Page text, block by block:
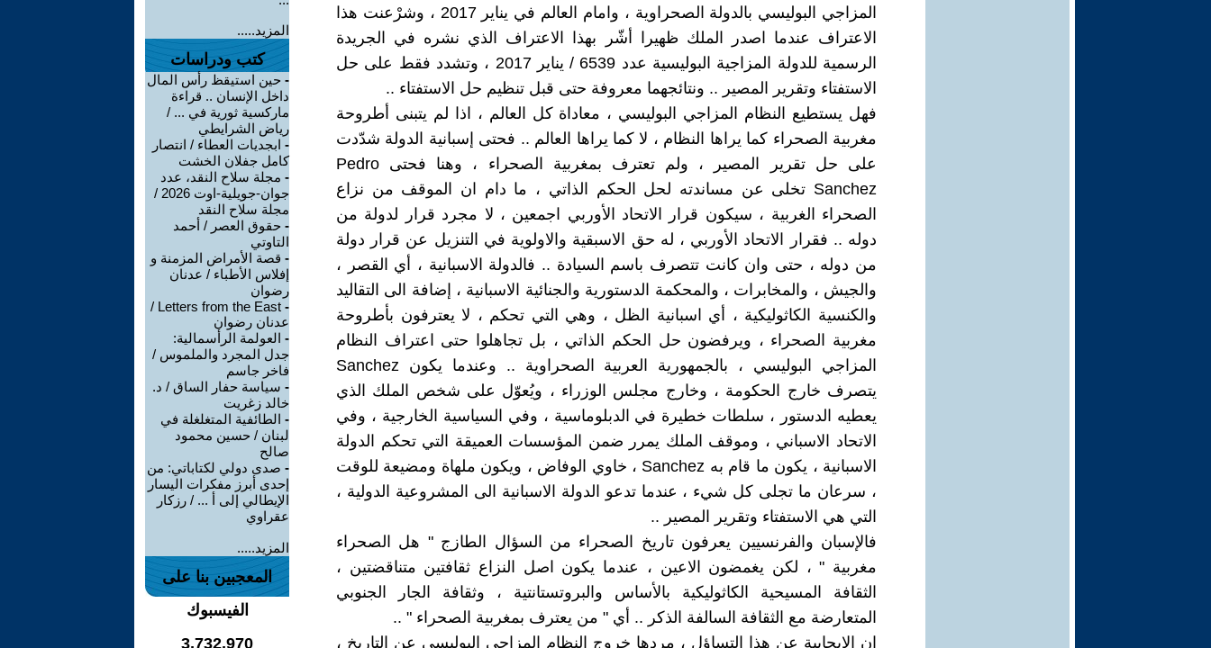
المزاجي البوليسي بالدولة الصحراوية ، وامام العالم في يناير 2017 ، وشرْعنت هذا
الاعتراف عندما اصدر الملك ظهيرا أشّر بهذا الاعتراف الذي نشره في الجريدة
الرسمية للدولة المزاجية البوليسية عدد 6539 / يناير 2017 ، وتشدد فقط على حل
الاستفتاء وتقرير المصير .. ونتائجهما معروفة حتى قبل تنظيم حل الاستفتاء ..
فهل يستطيع النظام المزاجي البوليسي ، معاداة كل العالم ، اذا لم يتبنى أطروحة
مغربية الصحراء كما يراها النظام ، لا كما يراها العالم .. فحتى إسبانية الدولة شدّدت
على حل تقرير المصير ، ولم تعترف بمغربية الصحراء ، وهنا فحتى Pedro
Sanchez تخلى عن مساندته لحل الحكم الذاتي ، ما دام ان الموقف من نزاع
الصحراء الغربية ، سيكون قرار الاتحاد الأوربي اجمعين ، لا مجرد قرار لدولة من
دوله .. فقرار الاتحاد الأوربي ، له حق الاسبقية والاولوية في التنزيل عن قرار دولة
من دوله ، حتى وان كانت تتصرف باسم السيادة .. فالدولة الاسبانية ، أي القصر ،
والجيش ، والمخابرات ، والمحكمة الدستورية والجنائية الاسبانية ، إضافة الى التقاليد
والكنسية الكاثوليكية ، أي اسبانية الظل ، وهي التي تحكم ، لا يعترفون بأطروحة
مغربية الصحراء ، ويرفضون حل الحكم الذاتي ، بل تجاهلوا حتى اعتراف النظام
المزاجي البوليسي ، بالجمهورية العربية الصحراوية .. وعندما يكون Sanchez
يتصرف خارج الحكومة ، وخارج مجلس الوزراء ، ويُعوّل على شخص الملك الذي
يعطيه الدستور ، سلطات خطيرة في الدبلوماسية ، وفي السياسية الخارجية ، وفي
الاتحاد الاسباني ، وموقف الملك يمرر ضمن المؤسسات العميقة التي تحكم الدولة
الاسبانية ، يكون ما قام به Sanchez ، خاوي الوفاض ، ويكون ملهاة ومضيعة للوقت
، سرعان ما تجلى كل شيء ، عندما تدعو الدولة الاسبانية الى المشروعية الدولية ،
التي هي الاستفتاء وتقرير المصير ..
فالإسبان والفرنسيين يعرفون تاريخ الصحراء من السؤال الطازج " هل الصحراء
مغربية " ، لكن يغمضون الاعين ، عندما يكون اصل النزاع ثقافتين متناقضتين ،
الثقافة المسيحية الكاثوليكية بالأساس والبروتستانتية ، وثقافة الجار الجنوبي
المتعارضة مع الثقافة السالفة الذكر .. أي " من يعترف بمغربية الصحراء " ..
ان الإيجابية عن هذا التساؤل ، مردها خروج النظام المزاجي البوليسي عن التاريخ ،
المزيد.....
كتب ودراسات
- حين استيقظ رأس المال
داخل الإنسان .. قراءة
ماركسية ثورية في ... /
رياض الشرايطي
- ابجديات العطاء / انتصار
كامل جفلان الخشت
- مجلة سلاح النقد، عدد
جوان-جويلية-اوت 2026 /
مجلة سلاح النقد
- حقوق العصر / أحمد
التاوتي
- قصة الأمراض المزمنة و
إفلاس الأطباء / عدنان
رضوان
-
Letters from the East /
عدنان رضوان
- العولمة الرأسمالية:
جدل المجرد والملموس /
فاخر جاسم
- سياسة حفار الساق / د.
خالد زغريت
- الطائفية المتغلغلة في
لبنان / حسين محمود
صالح
- صدى دولي لكتاباتي: من
إحدى أبرز مفكرات اليسار
الإيطالي إلى أ ... / رزكار
عقراوي
المزيد.....
المعجبين بنا على
الفيسبوك
3,732,970